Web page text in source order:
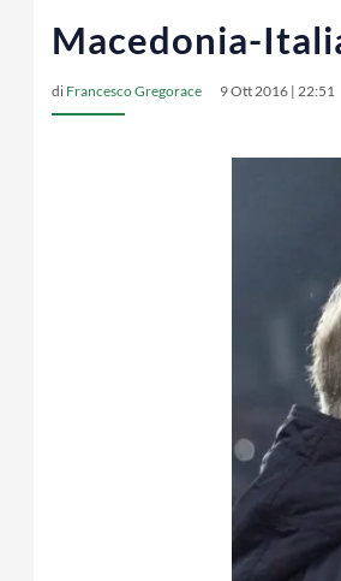
Macedonia-
di Francesco Gregorace 9 Ott 2016 | 22:51